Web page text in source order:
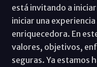
está invitando a
iniciar una
enriquecedora. En
valores, objetivos,
seguras. Ya estamos